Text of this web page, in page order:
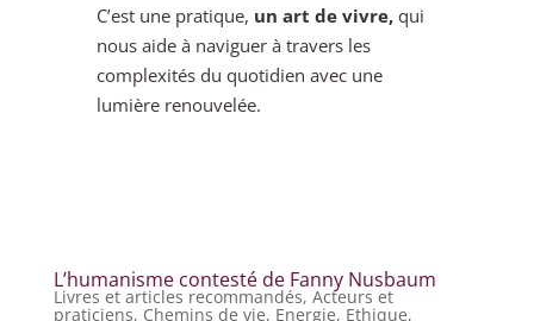
C’est une pratique, un art de vivre,qui
nous aide à naviguer à travers les
complexités du quotidien avec une
lumière renouvelée.
L’humanisme contesté de Fanny Nusbaum
Livres et articles recommandés, Acteurs et
praticiens, Chemins de vie, Energie, Ethique,